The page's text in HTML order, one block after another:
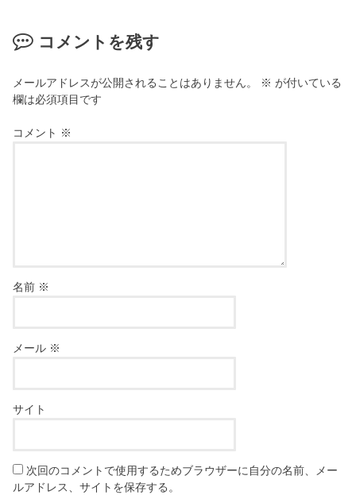
コメントを残す
メールアドレスが公開されることはありません。 ※ が付いている
欄は必須項目です
コメント ※
名前 ※
メール ※
サイト
次回のコメントで使用するためブラウザーに自分の名前、メー
ルアドレス、サイトを保存する。